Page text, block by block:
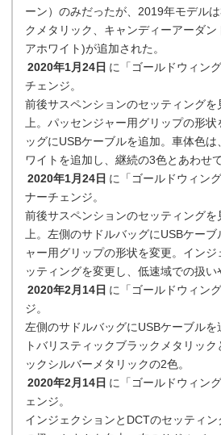
ーン）のみだったが、2019年モデル
クメタリック、キャンディーアーダ
アホワイト)が追加された。
2020年1月24日 に「ゴールドウィン
チェンジ。
前後サスペンションのセッティングを
上。パッセンジャー用グリップの形
ッグにUSBケーブルを追加。車体色
ワイトを追加し、継続の3色とあわせ
2020年1月24日 に「ゴールドウィン
ナーチェンジ。
前後サスペンションのセッティングを
上。左側のサドルバッグにUSBケー
ャー用グリップの形状を変更。イン
ッティングを変更し、低速域での扱い
2020年2月14日 に「ゴールドウィン
ジ。
左側のサドルバッグにUSBケーブル
トバリスティックブラックメタリッ
ックシルバーメタリックの2色。
2020年2月14日 に「ゴールドウィン
ェンジ。
インジェクションとDCTのセッティ